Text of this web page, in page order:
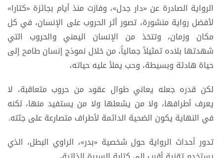
الرواية الصادرة عن «دار جدل»، وفازت منذ أيام بجائزة «كتارا»
لأفضل رواية منشورة، تصور أثر الحروب على الإنسان، في كل
مكان وزمان، وتتخذ من الإنسان اليمني والحروب التي
شهدتها بلاده تمثيلاً جمالياً، من خلال نموذج إنسان طامح إلى
حياة هادئة وبسيطة، وحب يملأ عليه حياته،
لكن قدره جعله يعاني طوال عقود من حروب متعاقبة، لا
يعرف أطرافها، ولا من يشعلها ولا من يستفيد منها، لكنه
في النهاية يكون الضحية الدائمة لأطراف متصارعة على جثته.
تدور أحداث الرواية حول شخصية «بدر»، الراوي البطل، الذي